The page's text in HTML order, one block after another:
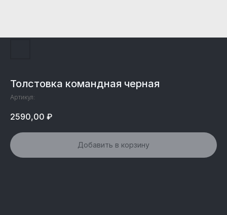
Толстовка командная черная
Артикул:
2590,00 ₽
Добавить в корзину